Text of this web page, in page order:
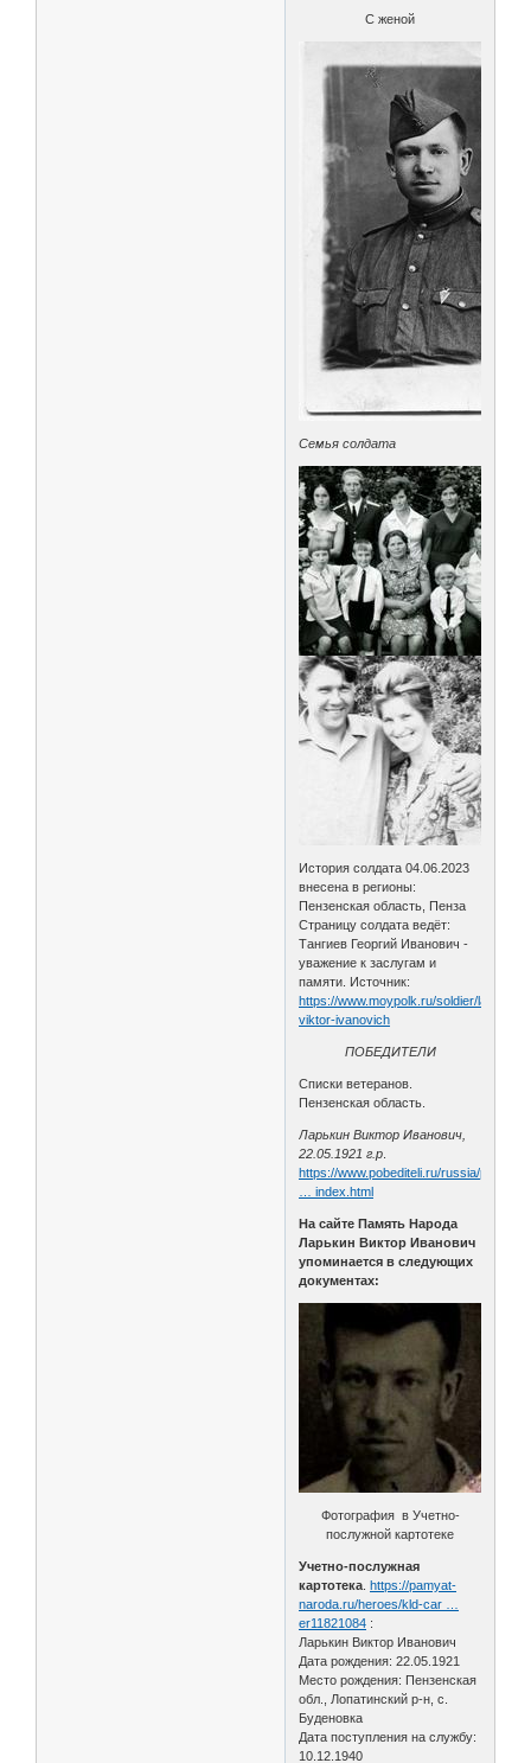
С женой
Семья солдата
История солдата 04.06.2023
внесена в регионы:
Пензенская область, Пенза
Страницу солдата ведёт:
Тангиев Георгий Иванович -
уважение к заслугам и
памяти. Источник:
https://www.moypolk.ru/soldier/larkin-
viktor-ivanovich
ПОБЕДИТЕЛИ
Списки ветеранов.
Пензенская область.
Ларькин Виктор Иванович,
22.05.1921 г.р
https://www.pobediteli.ru/russia/povolz
… index.html
На сайте Память Народа
Ларькин Виктор Иванович
упоминается в следующих
документах:
Фотография в Учетно-
послужной картотеке
Учетно-послужная
картотека .https://pamyat-
naroda.ru/heroes/kld-car …
er11821084 :
Ларькин Виктор Иванович
Дата рождения: 22.05.1921
Место рождения: Пензенская
обл., Лопатинский р-н, с.
Буденовка
Дата поступления на службу:
10.12.1940